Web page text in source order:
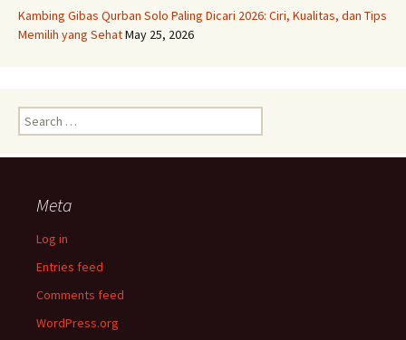
Kambing Gibas Qurban Solo Paling Dicari 2026: Ciri, Kualitas, dan Tips
Memilih yang SehatMay 25, 2026
Search
for:
Meta
Log in
Entries feed
Comments feed
WordPress.org